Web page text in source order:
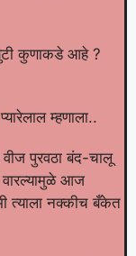
कुणाकडे आहे ?
म्हणाला..
वीज पुरवठा बंद-चालू
आज
त्याला नक्कीच बँकेत